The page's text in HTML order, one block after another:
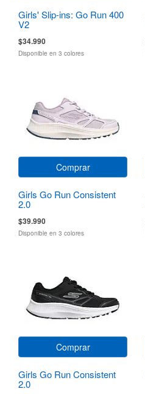
Girls' Slip-ins: Go Run 400
V2
$34.990
Disponible en 3 colores
Comprar
Girls Go Run Consistent
2.0
$39.990
Disponible en 3 colores
Comprar
Girls Go Run Consistent
2.0